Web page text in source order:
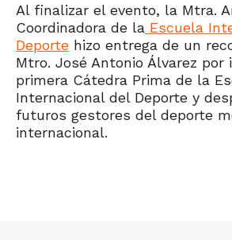
Al finalizar el evento, la Mtra.
Coordinadora de la Escuela
Deporte hizo entrega de un
Mtro. José Antonio Álvarez por
primera Cátedra Prima de la
Internacional del Deporte y
futuros gestores del deporte
internacional.